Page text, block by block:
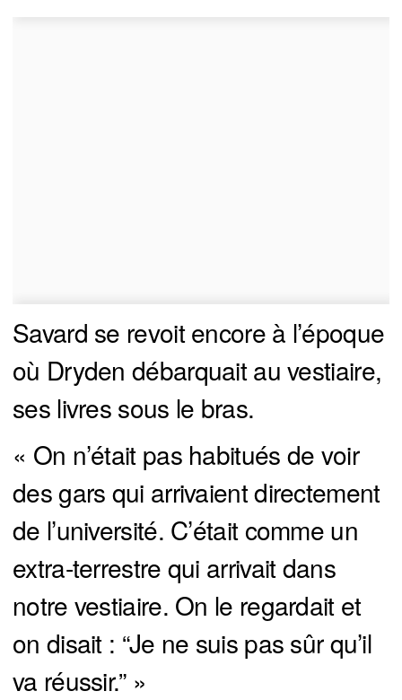
Savard se revoit encore à l’époque
où Dryden débarquait au vestiaire,
ses livres sous le bras.
« On n’était pas habitués de voir
des gars qui arrivaient directement
de l’université. C’était comme un
extra-terrestre qui arrivait dans
notre vestiaire. On le regardait et
on disait : “Je ne suis pas sûr qu’il
va réussir.” »